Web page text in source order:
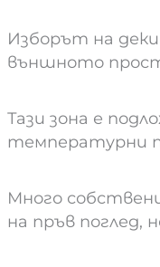
Изборът на
външното
Тази зона е
температурни
Много
на пръв поглед,